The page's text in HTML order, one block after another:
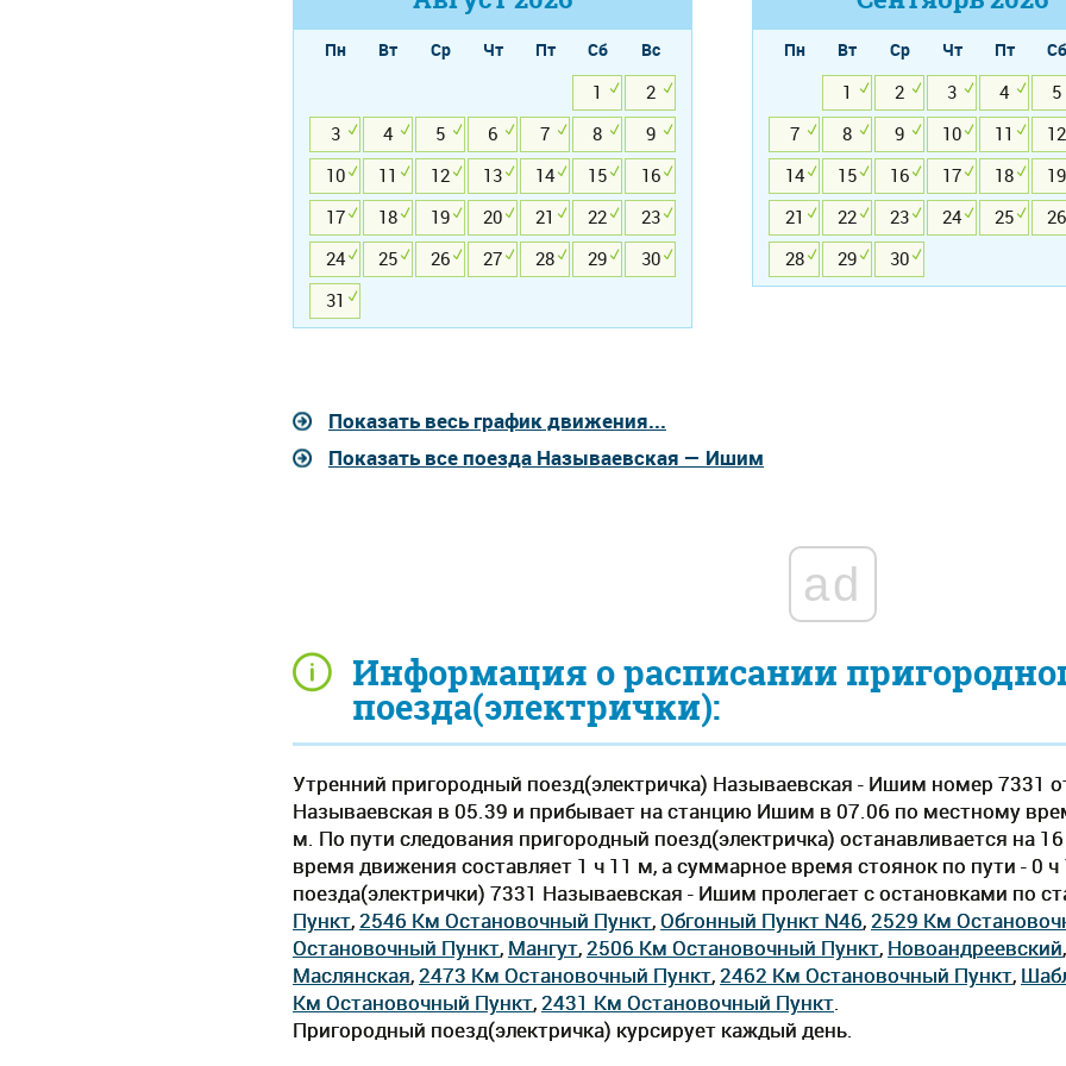
Информация о расписании
поезда(электрички):
Утренний пригородный поезд(электричка) Называевская - Ишим номер 7331
Называевская в 05.39 и прибывает на станцию Ишим в 07.06 по местному
м. По пути следования пригородный поезд(электричка) останавливается на
время движения составляет 1 ч 11 м, а суммарное время стоянок по пути - 0
поезда(электрички) 7331 Называевская - Ишим пролегает c остановками по
Пункт,2546 Км Остановочный Пункт,Обгонный Пункт N46,2529 Км
Остановочный Пункт, Мангут,2506 Км Остановочный Пункт, Новоандреевский,
Маслянская,2473 Км Остановочный Пункт,2462 Км Остановочный Пункт,
Км Остановочный Пункт,2431 Км Остановочный Пункт.
Пригородный поезд(электричка) курсирует каждый день.
Пн Вт Ср Чт Пт Сб
Вс
1
2
3
4 5 6 7 8
9
10
11 12 13 14 15
16
17
18 19 20 21 22
23
24
25 26 27 28 29
30
31
Пн Вт Ср Чт Пт Сб
1
2 3 4 5
7
8 9 10 11 12
14
15 16 17 18 19
21
22 23 24 25 26
28
29 30
Показать весь график движения...
Показать все поезда Называевская — Ишим
ad